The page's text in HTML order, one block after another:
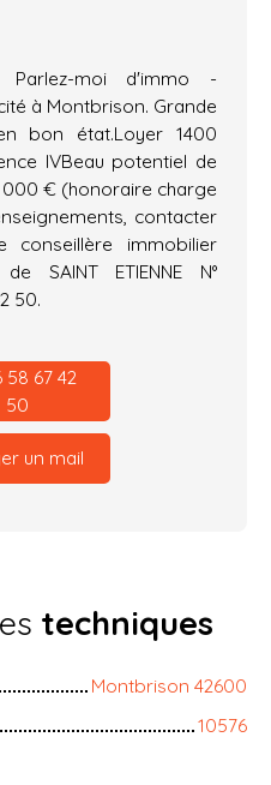
Parlez-moi d'immo -
à Montbrison. Grande
bon état.Loyer 1400
IVBeau potentiel de
000 € (honoraire charge
contacter
conseillère immobilier
SAINT ETIENNE N°
50.
58 67 42
50
un mail
techniques
Montbrison 42600
10576